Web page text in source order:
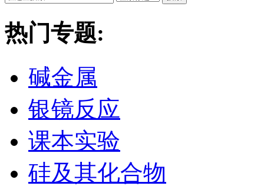
热门专题:
碱金属
银镜反应
课本实验
硅及其化合物